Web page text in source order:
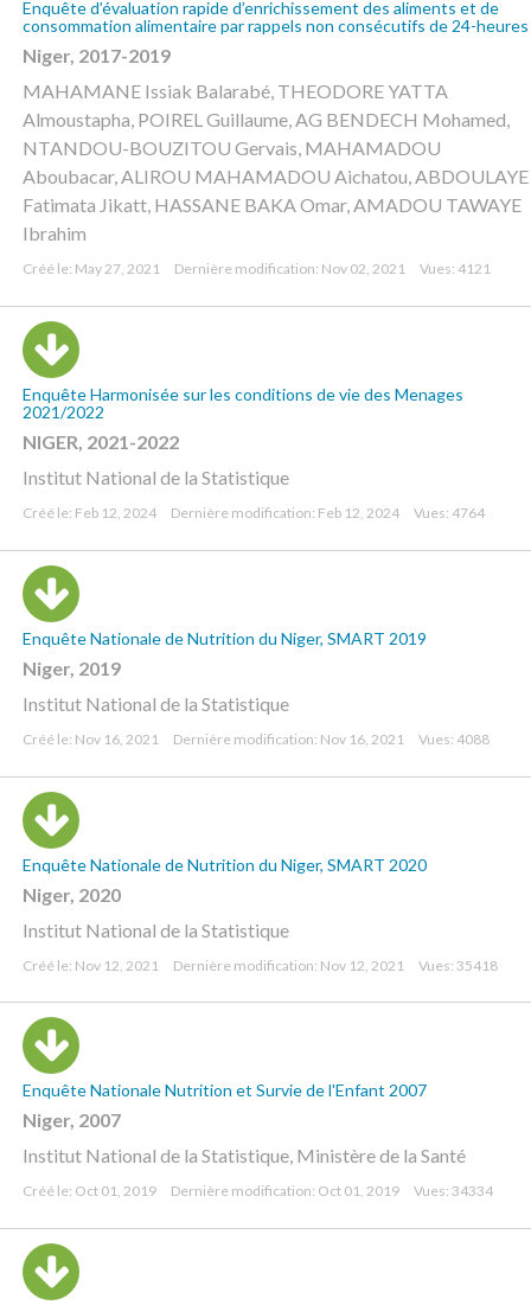
Enquête d’évaluation rapide d’enrichissement des aliments et de
consommation alimentaire par rappels non consécutifs de 24-heures
Niger, 2017-2019
MAHAMANE Issiak Balarabé, THEODORE YATTA
Almoustapha, POIREL Guillaume, AG BENDECH Mohamed,
NTANDOU-BOUZITOU Gervais, MAHAMADOU
Aboubacar, ALIROU MAHAMADOU Aichatou, ABDOULAYE
Fatimata Jikatt, HASSANE BAKA Omar, AMADOU TAWAYE
Ibrahim
Créé le: May 27, 2021 Dernière modification: Nov 02, 2021 Vues: 4121
Enquête Harmonisée sur les conditions de vie des Menages
2021/2022
NIGER, 2021-2022
Institut National de la Statistique
Créé le: Feb 12, 2024 Dernière modification: Feb 12, 2024 Vues: 4764
Enquête Nationale de Nutrition du Niger, SMART 2019
Niger, 2019
Institut National de la Statistique
Créé le: Nov 16, 2021 Dernière modification: Nov 16, 2021 Vues: 4088
Enquête Nationale de Nutrition du Niger, SMART 2020
Niger, 2020
Institut National de la Statistique
Créé le: Nov 12, 2021 Dernière modification: Nov 12, 2021 Vues: 35418
Enquête Nationale Nutrition et Survie de l'Enfant 2007
Niger, 2007
Institut National de la Statistique, Ministère de la Santé
Créé le: Oct 01, 2019 Dernière modification: Oct 01, 2019 Vues: 34334